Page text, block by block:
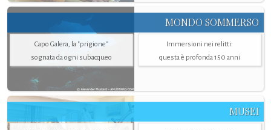
MONDO SOMMERSO
Capo Galera, la "prigione"
sognata da ogni subacqueo
Immersioni nei relitti:
questa è profonda 150 anni
MUSEI